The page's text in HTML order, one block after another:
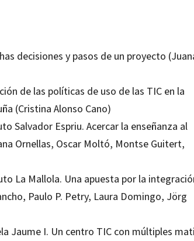
decisiones y pasos de un proyecto
de las políticas de uso de las TIC en la
(Cristina Alonso Cano)
Salvador Espriu. Acercar la enseñanza al
Ornellas, Oscar Moltó, Montse Guitert,
La Mallola. Una apuesta por la
Paulo P. Petry, Laura Domingo, Jörg
Jaume I. Un centro TIC con múltiples